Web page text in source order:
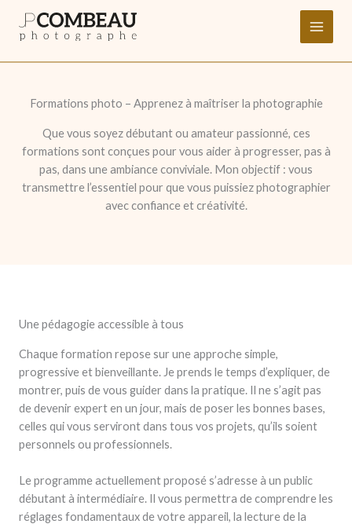
contenu
Formations photo – Apprenez à maîtriser la photographie
Que vous soyez débutant ou amateur passionné, ces
formations sont conçues pour vous aider à progresser, pas à
pas, dans une ambiance conviviale. Mon objectif : vous
transmettre l’essentiel pour que vous puissiez photographier
avec confiance et créativité.
Une pédagogie accessible à tous
Chaque formation repose sur une approche simple,
progressive et bienveillante. Je prends le temps d’expliquer, de
montrer, puis de vous guider dans la pratique. Il ne s’agit pas
de devenir expert en un jour, mais de poser les bonnes bases,
celles qui vous serviront dans tous vos projets, qu’ils soient
personnels ou professionnels.
Le programme actuellement proposé s’adresse à un public
débutant à intermédiaire. Il vous permettra de comprendre les
réglages fondamentaux de votre appareil, la lecture de la